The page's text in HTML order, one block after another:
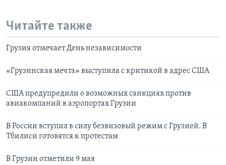
Читайте также
Грузия отмечает День независимости
«Грузинская мечта» выступила с критикой в адрес США
США предупредили о возможных санкциях против
авиакомпаний в аэропортах Грузии
В России вступил в силу безвизовый режим с Грузией. В
Тбилиси готовятся к протестам
В Грузии отметили 9 мая